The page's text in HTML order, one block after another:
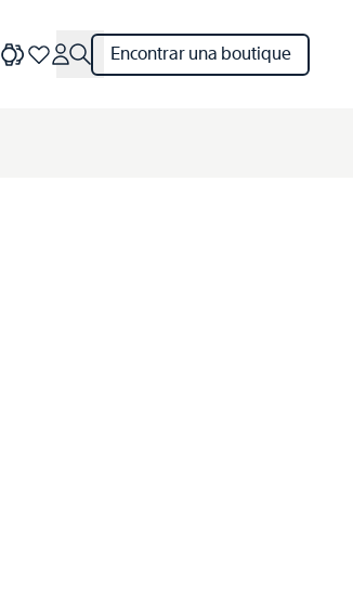
Encontrar una boutique